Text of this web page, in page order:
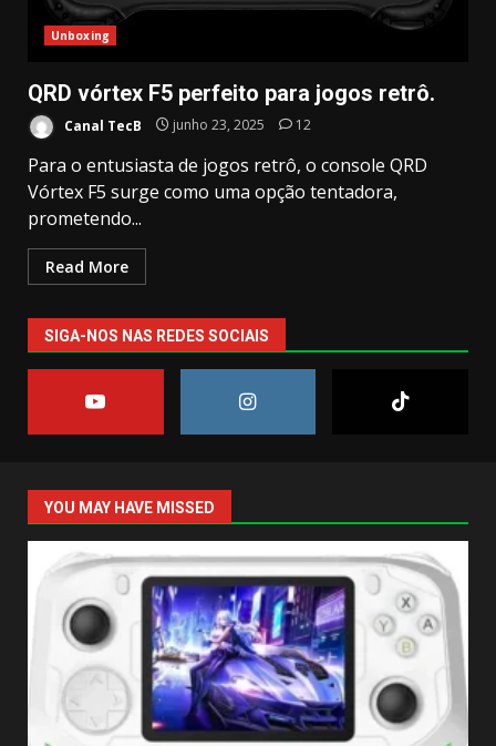
Unboxing
QRD vórtex F5 perfeito para jogos retrô.
Canal TecB junho 23, 2025 12
Para o entusiasta de jogos retrô, o console QRD
Vórtex F5 surge como uma opção tentadora,
prometendo...
Read More
SIGA-NOS NAS REDES SOCIAIS
YOU MAY HAVE MISSED